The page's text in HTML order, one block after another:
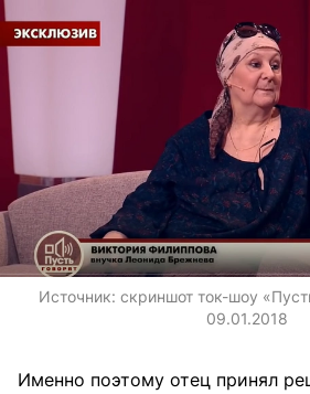
Источник: скриншот ток-шоу
09.01.2018
Именно поэтому отец принял